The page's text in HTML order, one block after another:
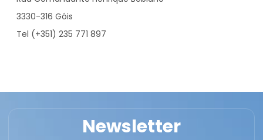
3330-316 Góis
Tel (+351) 235 771 897
Newsletter